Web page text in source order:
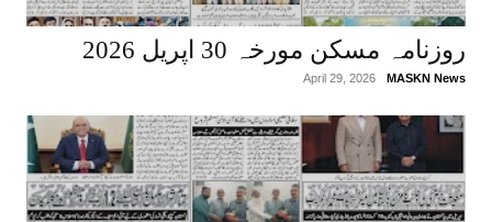
روزنامہ مسکن مورخہ 30 اپریل 2026
MASKN News
April 29, 2026